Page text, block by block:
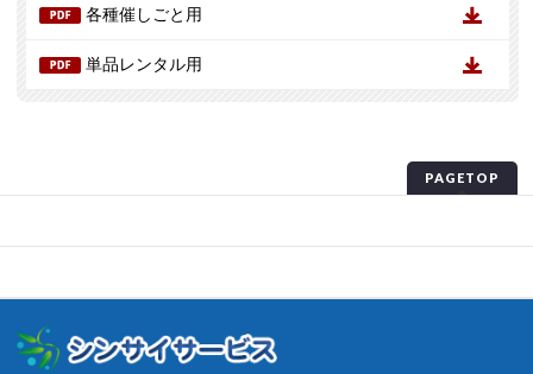
各種催しごと用
単品レンタル用
PAGETOP